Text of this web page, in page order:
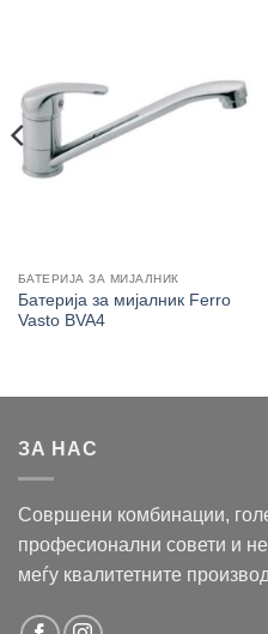
БАТЕРИЈА ЗА МИЈАЛНИК
Батерија за мијалник Ferro
Vasto BVA4
ЗА НАС
Совршени комбинации,
професионални совети и
меѓу квалитетните